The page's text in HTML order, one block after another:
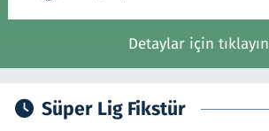
Detaylar için tıklayın
Süper Lig Fikstür